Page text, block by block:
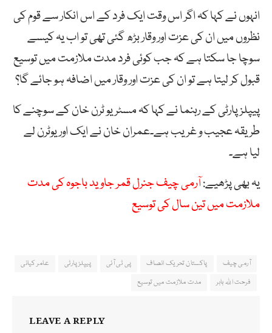
انہوں نے کہا کہ اگر اس وقت ایک فرد کے اس انکار سے قوم کی
نظروں میں ان کی عزت اور وقار بڑھ گئی تھی تو اب یہ کیسے
سوچا جا سکتا ہے کہ جب کوئی فرد مدت ملازمت میں توسیع
قبول کر لیتا ہے تو ان کی عزت اور وقار میں اضافہ ہو جائے گا؟
پیپلزپارٹی کے رہنما نے کہا کہ مسٹر یو ٹرن خان کے سوچنے کا
طریقہ عجیب و غریب ہے۔عمران خان نے ایک اور یوٹرن لے
لیا ہے۔
یہ بھی پڑھیے:آرمی چیف جنرل قمر جاوید باجوہ کی مدت
ملازمت میں تین سال کی توسیع
آرمی چیف پاکستان تحریک انصاف پی ٹی آئی پیپلزپارٹی
عامر کیانی
فرحت اللہ بابر
مدت ملازمت میں توسیع
LEAVE A REPLY